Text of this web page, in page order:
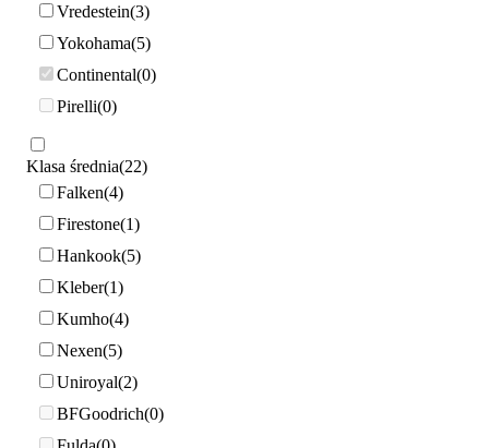
Vredestein 3
Yokohama 5
Continental 0
Pirelli 0
Klasa średnia 22
Falken 4
Firestone 1
Hankook 5
Kleber 1
Kumho 4
Nexen 5
Uniroyal 2
BFGoodrich 0